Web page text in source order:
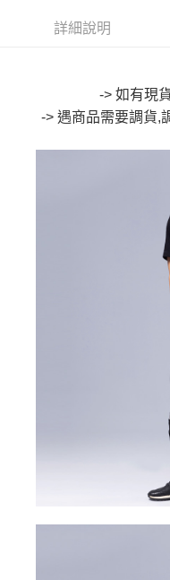
相關說明
流程，驗證手機門號後，選擇
成交易。
3.實際核准額度、可分期數及
4.訂單成立30分鐘內，如未前
消。如遇「轉專審核」未通過
1.分期款項不併入電信帳單，
2.透過簡訊連結打開帳單後，
帳／街口支付／iPASS
1.本服務係由「台灣大哥大股
用戶於交易時，得透過本服務
買賣價金債權讓與本公司後，
2.基於同意付款使用「大哥付
資料（包含姓名、電話或地址
由本公司與您本人進行分期帳
3.完整用戶服務條款，請詳閱以
【關於「AFTEE先享後付」】
AFTEE先享後付是「在收到
１．簡單：不需註冊會員、不
２．便利：只要手機號碼，簡
３．安心：先確認商品／服務
【「AFTEE先享後付」結帳流
１．於結帳方式選擇「AFTEE
結帳頁面，進行簡訊認證並確
２．訂單成立數日內，您將收
３．收到繳費通知簡訊後14天
ATM／網路銀行／等多元方式
※ 請注意：結帳手續完成當下
購買商品的店家。未經商家同
※ 交易是否成功請以「AFTEE
是否繳費成功／繳費後需取消
https://
１．透過由恩沛科技股份有限
易，需依本服務之必要範圍內
權轉讓予恩沛科技股份有限公
２．關於個人資料處理事宜，
３．未成年的使用者請事先徵
「AFTEE先享後付」，若未經
４．使用「AFTEE先享後付
ATM付款
每筆NT$80，滿NT$888(
每筆NT$80，滿NT$888(含
每筆NT$60，滿NT$3,000(
每筆NT$60，滿NT$3,000(
每筆NT$80，滿NT$3,000(
每筆NT$80，滿NT$3,000(
每筆NT$100，滿
詳細說明
-> 如有現
-> 遇商品需要調貨,